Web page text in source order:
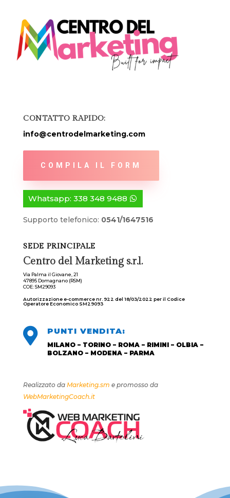
CONTATTO RAPIDO:
info@centrodelmarketing.com
COMPILA IL FORM
Whatsapp: 338 348 9488
Supporto telefonico: 0541/1647516
SEDE PRINCIPALE
Centro del Marketing s.r.l.
Via Palma il Giovane, 21
47895 Domagnano (RSM)
COE: SM29093
Autorizzazione e-commerce nr. 922 del 18/03/2022 per il Codice
Operatore Economico SM29093
 PUNTI VENDITA:
MILANO – TORINO – ROMA – RIMINI – OLBIA –
BOLZANO – MODENA – PARMA
Realizzato da Marketing.sm e promosso da
WebMarketingCoach.it